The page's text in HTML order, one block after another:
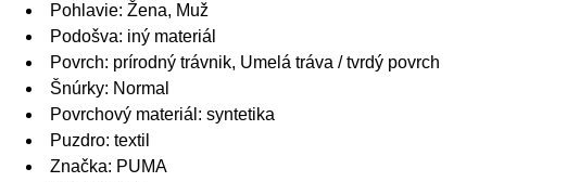
Pohlavie: Žena, Muž
Podošva: iný materiál
Povrch: prírodný trávnik, Umelá tráva / tvrdý povrch
Šnúrky: Normal
Povrchový materiál: syntetika
Puzdro: textil
Značka: PUMA